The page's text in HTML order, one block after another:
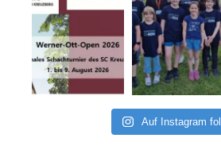
Auf Instagram